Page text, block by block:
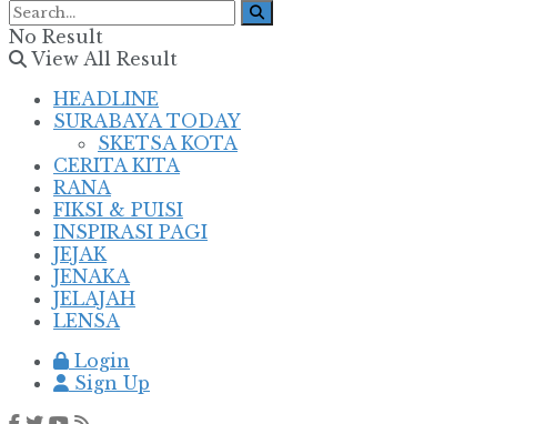
No Result
View All Result
HEADLINE
SURABAYA TODAY
SKETSA KOTA
CERITA KITA
RANA
FIKSI & PUISI
INSPIRASI PAGI
JEJAK
JENAKA
JELAJAH
LENSA
Login
Sign Up